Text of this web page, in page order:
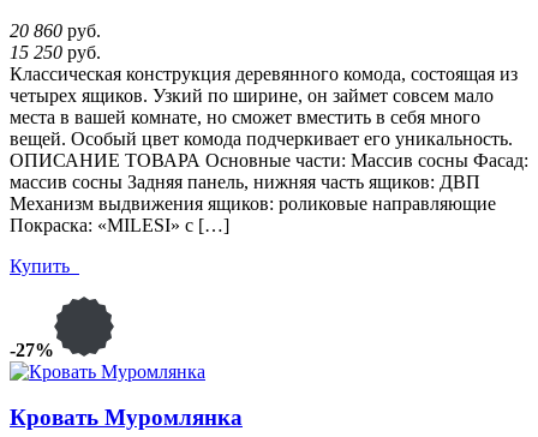
20 860 руб.
15 250 руб.
Классическая конструкция деревянного комода, состоящая из
четырех ящиков. Узкий по ширине, он займет совсем мало
места в вашей комнате, но сможет вместить в себя много
вещей. Особый цвет комода подчеркивает его уникальность.
ОПИСАНИЕ ТОВАРА Основные части: Массив сосны Фасад:
массив сосны Задняя панель, нижняя часть ящиков: ДВП
Механизм выдвижения ящиков: роликовые направляющие
Покраска: «MILESI» с […]
Купить
-27%
Кровать Муромлянка